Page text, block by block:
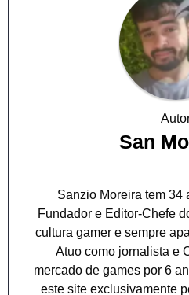
San
Sanzio Moreira tem 34
Fundador e Editor-Chefe
cultura gamer e sempre
Atuo como jornalista e
mercado de games por 6
este site exclusivamente